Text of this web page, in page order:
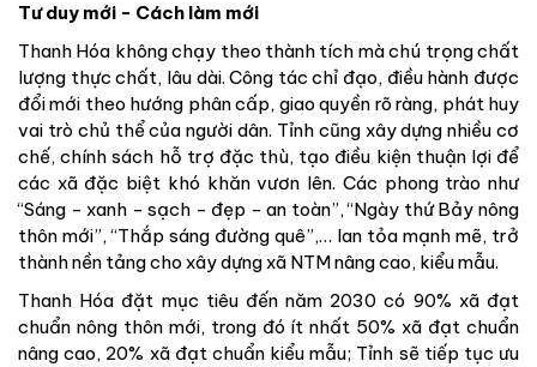
Tư duy mới - Cách làm mới
Thanh Hóa không chạy theo thành tích mà chú trọng chất
lượng thực chất, lâu dài. Công tác chỉ đạo, điều hành được
đổi mới theo hướng phân cấp, giao quyền rõ ràng, phát huy
vai trò chủ thể của người dân. Tỉnh cũng xây dựng nhiều cơ
chế, chính sách hỗ trợ đặc thù, tạo điều kiện thuận lợi để
các xã đặc biệt khó khăn vươn lên. Các phong trào như
“Sáng - xanh - sạch - đẹp - an toàn”, “Ngày thứ Bảy nông
thôn mới”, “Thắp sáng đường quê”,… lan tỏa mạnh mẽ, trở
thành nền tảng cho xây dựng xã NTM nâng cao, kiểu mẫu.
Thanh Hóa đặt mục tiêu đến năm 2030 có 90% xã đạt
chuẩn nông thôn mới, trong đó ít nhất 50% xã đạt chuẩn
nâng cao, 20% xã đạt chuẩn kiểu mẫu; Tỉnh sẽ tiếp tục ưu